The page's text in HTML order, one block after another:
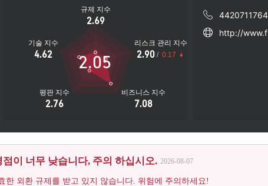
규제 지수
2.69
기술 지수
4.62
평판 지수
2.76
비즈니스 지수
7.08
리스크 관리 지수
2.90 / 0.17
2.05
http://
이 너무 낮습니다, 주의 하십시오. 2026-08-07
한 외환 규제를 받고 있지 않습니다. 위험에 주의하세요!